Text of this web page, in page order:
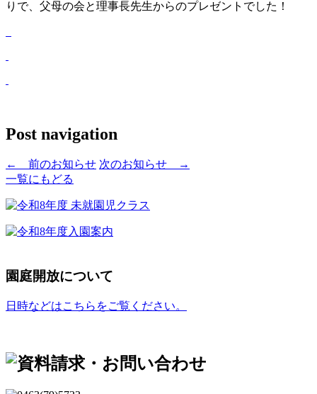
りで、父母の会と理事長先生からのプレゼントでした！
Post navigation
← 前のお知らせ 次のお知らせ
→
一覧にもどる
園庭開放について
日時などはこちらをご覧ください。